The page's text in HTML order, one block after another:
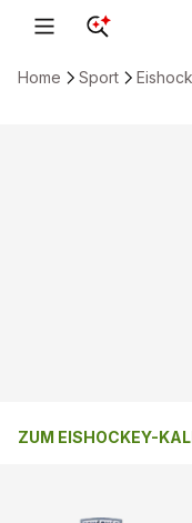
Home Sport
ZUM EISHOCKEY-